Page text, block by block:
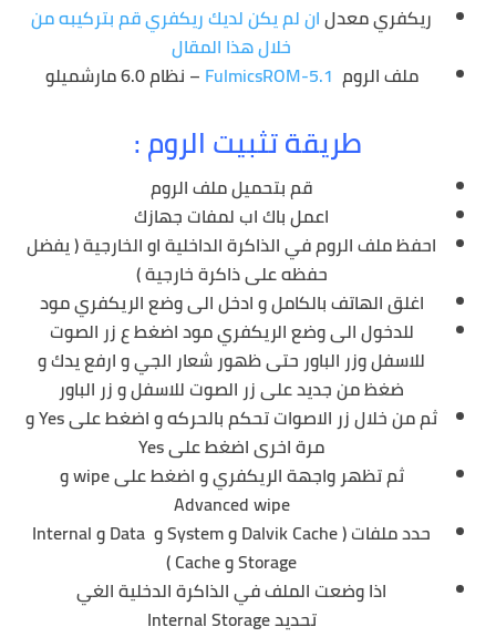
ريكفري معدلان لم يكن لديك ريكفري قم بتركيبه من
خلال هذا المقال
ملف الروم
– نظام 6.0 مارشميلو
طريقة تثبيت الروم :
قم بتحميل ملف الروم
اعمل باك اب لمفات جهازك
احفظ ملف الروم في الذاكرة الداخلية او الخارجية ( يفضل
حفظه على ذاكرة خارجية )
اغلق الهاتف بالكامل و ادخل الى وضع الريكفري مود
للدخول الى وضع الريكفري مود اضغط ع زر الصوت
للاسفل وزر الباور حتى ظهور شعار الجي و ارفع يدك و
ضغظ من جديد على زر الصوت للاسفل و زر الباور
ثم من خلال زر الاصوات تحكم بالحركه و اضغط على Yes و
مرة اخرى اضغط على Yes
ثم تظهر واجهة الريكفري و اضغط على wipe و
Advanced wipe
حدد ملفات ( Dalvik Cache و System و Data و Internal
Storage و Cache )
اذا وضعت الملف في الذاكرة الدخلية الغي
تحديد Internal Storage